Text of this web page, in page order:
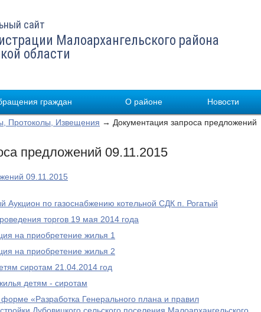
сайт
Малоархангельского района
области
граждан О районе Новости
Протоколы, Извещения → Документация запроса предложений
предложений 09.11.2015
09.11.2015
Аукцион по газоснабжению котельной СДК п. Рогатый
торгов 19 мая 2014 года
на приобретение жилья 1
на приобретение жилья 2
сиротам 21.04.2014 год
детям - сиротам
«Разработка Генерального плана и правил